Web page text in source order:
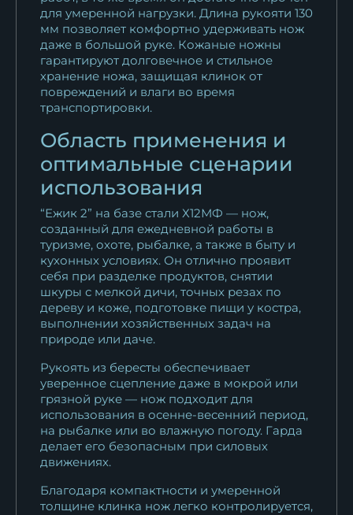
для умеренной нагрузки. Длина рукояти 130
мм позволяет комфортно удерживать нож
даже в большой руке. Кожаные ножны
гарантируют долговечное и стильное
хранение ножа, защищая клинок от
повреждений и влаги во время
транспортировки.
Область применения и
оптимальные сценарии
использования
“Ежик 2” на базе стали Х12МФ — нож,
созданный для ежедневной работы в
туризме, охоте, рыбалке, а также в быту и
кухонных условиях. Он отлично проявит
себя при разделке продуктов, снятии
шкуры с мелкой дичи, точных резах по
дереву и коже, подготовке пищи у костра,
выполнении хозяйственных задач на
природе или даче.
Рукоять из бересты обеспечивает
уверенное сцепление даже в мокрой или
грязной руке — нож подходит для
использования в осенне-весенний период,
на рыбалке или во влажную погоду. Гарда
делает его безопасным при силовых
движениях.
Благодаря компактности и умеренной
толщине клинка нож легко контролируется,